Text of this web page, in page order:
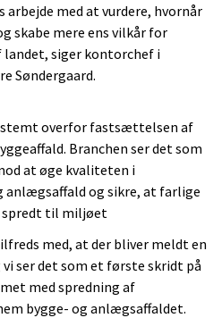
med at vurdere, hvornår
skabe mere ens vilkår for
siger kontorchef i
Søndergaard.
stemt overfor fastsættelsen af
Branchen ser det som
at øge kvaliteten i
anlægsaffald og sikre, at farlige
spredt til miljøet
med, at der bliver meldt en
ser det som et første skridt på
med spredning af
bygge- og anlægsaffaldet.